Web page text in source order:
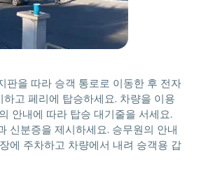
판을 따라 승객 통로로 이동한 후 전자
고 페리에 탑승하세요. 차량을 이용
안내에 따라 탑승 대기줄을 서세요.
신분증을 제시하세요. 승무원의 안내
에 주차하고 차량에서 내려 승객용 갑